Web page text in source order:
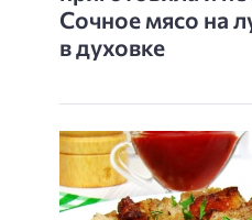
Сочное мясо на
в духовке